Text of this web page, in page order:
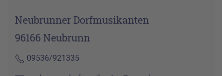
Neubrunner Dorfmusikanten
96166 Neubrunn
09536/921335